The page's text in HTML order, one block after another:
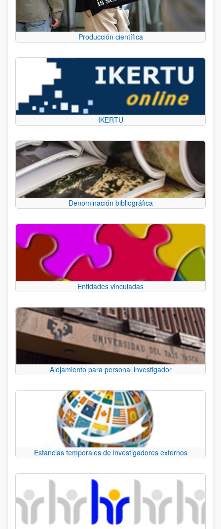
Producción científica
IKERTU
Denominación bibliográfica
Entidades vinculadas
Alojamiento para personal investigador
Estancias temporales de investigadores externos